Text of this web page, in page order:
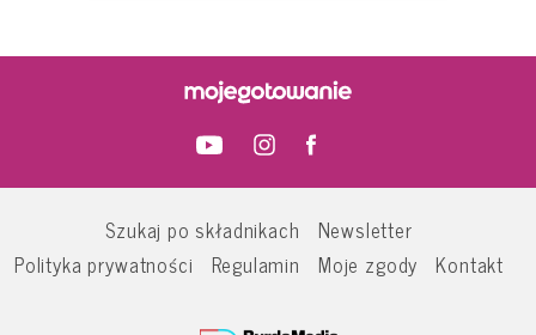
Szukaj po składnikach
Newsletter
Polityka prywatności
Regulamin Moje zgody Kontakt